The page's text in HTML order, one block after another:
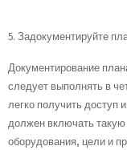
5. Задокументируйте
Документирование
следует выполнять в
легко получить доступ
должен включать
оборудования, цели и